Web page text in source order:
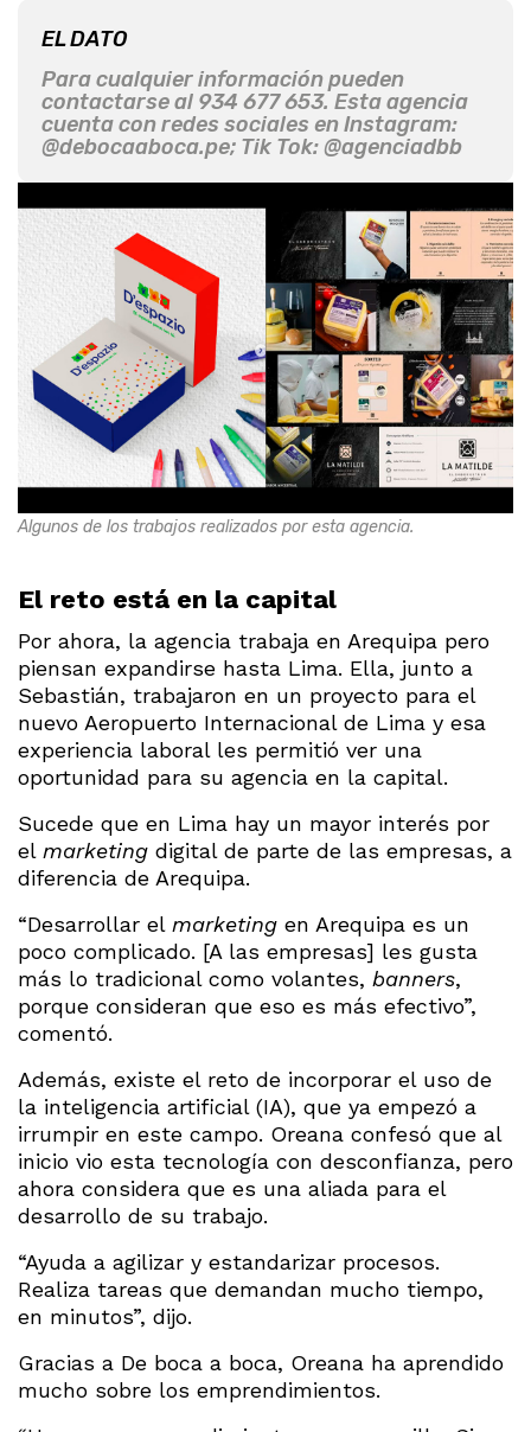
EL DATO
Para cualquier información pueden
contactarse al 934 677 653. Esta agencia
cuenta con redes sociales en Instagram:
@debocaaboca.pe; Tik Tok: @agenciadbb
Algunos de los trabajos realizados por esta agencia.
El reto está en la capital
Por ahora, la agencia trabaja en Arequipa pero
piensan expandirse hasta Lima. Ella, junto a
Sebastián, trabajaron en un proyecto para el
nuevo Aeropuerto Internacional de Lima y esa
experiencia laboral les permitió ver una
oportunidad para su agencia en la capital.
Sucede que en Lima hay un mayor interés por
el marketing digital de parte de las empresas, a
diferencia de Arequipa.
“Desarrollar el marketing en Arequipa es un
poco complicado. [A las empresas] les gusta
más lo tradicional como volantes, banners,
porque consideran que eso es más efectivo”,
comentó.
Además, existe el reto de incorporar el uso de
la inteligencia artificial (IA), que ya empezó a
irrumpir en este campo. Oreana confesó que al
inicio vio esta tecnología con desconfianza, pero
ahora considera que es una aliada para el
desarrollo de su trabajo.
“Ayuda a agilizar y estandarizar procesos.
Realiza tareas que demandan mucho tiempo,
en minutos”, dijo.
Gracias a De boca a boca, Oreana ha aprendido
mucho sobre los emprendimientos.